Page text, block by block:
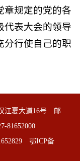
章规定的党的各
代表大会的领导
分行使自己的职
江夏大道16号 邮
81652000
鄂ICP备